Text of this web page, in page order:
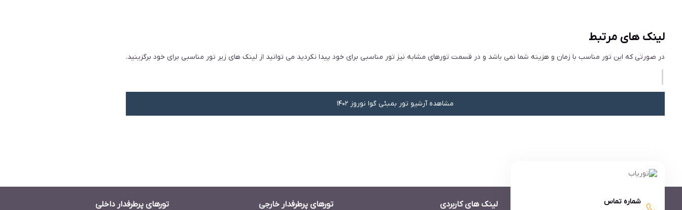
لینک های مرتبط
در صورتی که این تور مناسب با زمان و هزینه شما نمی باشد و در قسمت تورهای مشابه نیز تور مناسبی برای خود پیدا نکردید می توانید از لینک های زیر تور مناسبی برای خود برگزینید.
مشاهده آرشیو تور بمبئی گوا نوروز 1402
شماره تماس
لینک های کاربردی تورهای پرطرفدار خارجی تورهای پرطرفدار داخلی